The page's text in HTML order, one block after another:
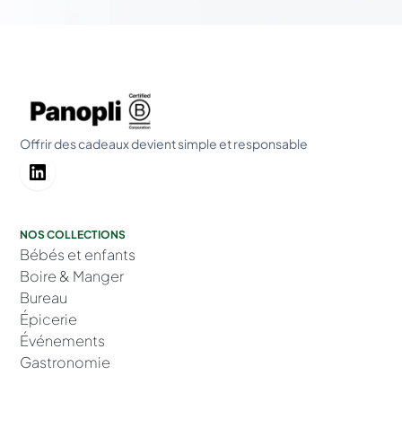
Offrir des cadeaux devient simple et responsable
NOS COLLECTIONS
Bébés et enfants
Boire & Manger
Bureau
Épicerie
Événements
Gastronomie